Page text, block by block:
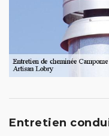
Entretien